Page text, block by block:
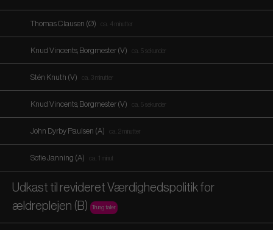
Thomas Clausen (Ø) ca. 4 minutter
Knud Vincents, Borgmester (V) ca. 5 sekunder
Stén Knuth (V) ca. 3 minutter
Knud Vincents, Borgmester (V) ca. 5 sekunder
John Dyrby Paulsen (A) ca. 2 minutter
Sofie Janning (A) ca. 1 minut
Udkast til revideret Værdighedspolitik for
ældreplejen (B)
Trung taler